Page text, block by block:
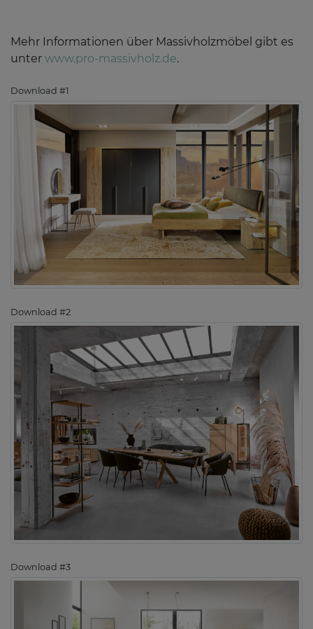
Mehr Informationen über Massivholzmöbel gibt es
unter www.pro-massivholz.de.
Download #1
Download #2
Download #3